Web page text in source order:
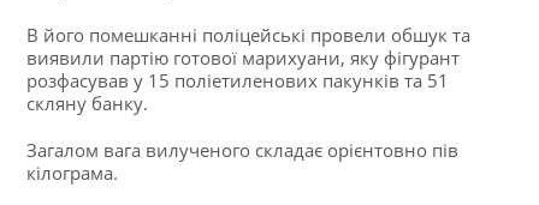
В його помешканні поліцейські провели обшук та
виявили партію готової марихуани, яку фігурант
розфасував у 15 поліетиленових пакунків та 51
скляну банку.
Загалом вага вилученого складає орієнтовно пів
кілограма.